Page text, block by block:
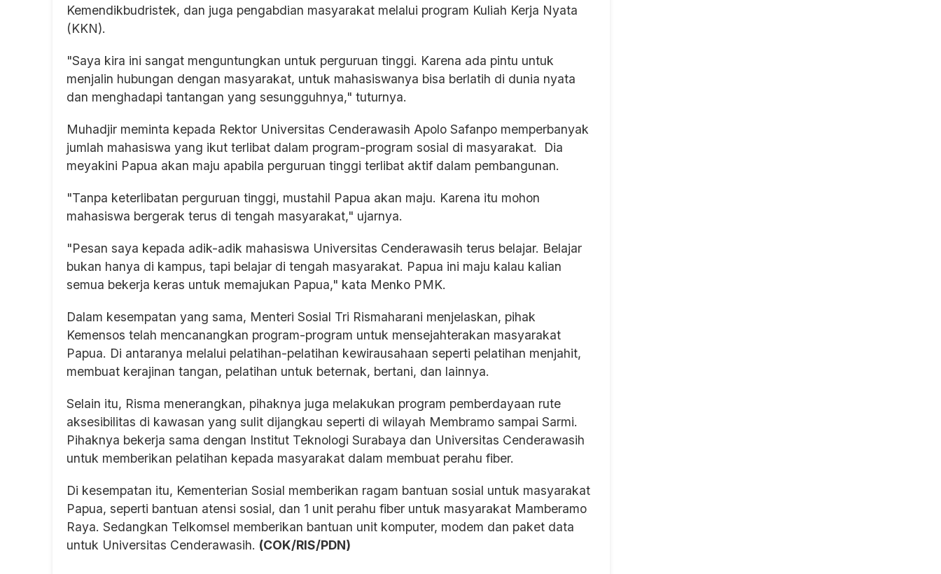
Kemendikbudristek, dan juga pengabdian masyarakat melalui program Kuliah Kerja Nyata
(KKN).
"Saya kira ini sangat menguntungkan untuk perguruan tinggi. Karena ada pintu untuk
menjalin hubungan dengan masyarakat, untuk mahasiswanya bisa berlatih di dunia nyata
dan menghadapi tantangan yang sesungguhnya," tuturnya.
Muhadjir meminta kepada Rektor Universitas Cenderawasih Apolo Safanpo memperbanyak
jumlah mahasiswa yang ikut terlibat dalam program-program sosial di masyarakat. Dia
meyakini Papua akan maju apabila perguruan tinggi terlibat aktif dalam pembangunan.
"Tanpa keterlibatan perguruan tinggi, mustahil Papua akan maju. Karena itu mohon
mahasiswa bergerak terus di tengah masyarakat," ujarnya.
"Pesan saya kepada adik-adik mahasiswa Universitas Cenderawasih terus belajar. Belajar
bukan hanya di kampus, tapi belajar di tengah masyarakat. Papua ini maju kalau kalian
semua bekerja keras untuk memajukan Papua," kata Menko PMK.
Dalam kesempatan yang sama, Menteri Sosial Tri Rismaharani menjelaskan, pihak
Kemensos telah mencanangkan program-program untuk mensejahterakan masyarakat
Papua. Di antaranya melalui pelatihan-pelatihan kewirausahaan seperti pelatihan menjahit,
membuat kerajinan tangan, pelatihan untuk beternak, bertani, dan lainnya.
Selain itu, Risma menerangkan, pihaknya juga melakukan program pemberdayaan rute
aksesibilitas di kawasan yang sulit dijangkau seperti di wilayah Membramo sampai Sarmi.
Pihaknya bekerja sama dengan Institut Teknologi Surabaya dan Universitas Cenderawasih
untuk memberikan pelatihan kepada masyarakat dalam membuat perahu fiber.
Di kesempatan itu, Kementerian Sosial memberikan ragam bantuan sosial untuk masyarakat
Papua, seperti bantuan atensi sosial, dan 1 unit perahu fiber untuk masyarakat Mamberamo
Raya. Sedangkan Telkomsel memberikan bantuan unit komputer, modem dan paket data
untuk Universitas Cenderawasih. (COK/RIS/PDN)